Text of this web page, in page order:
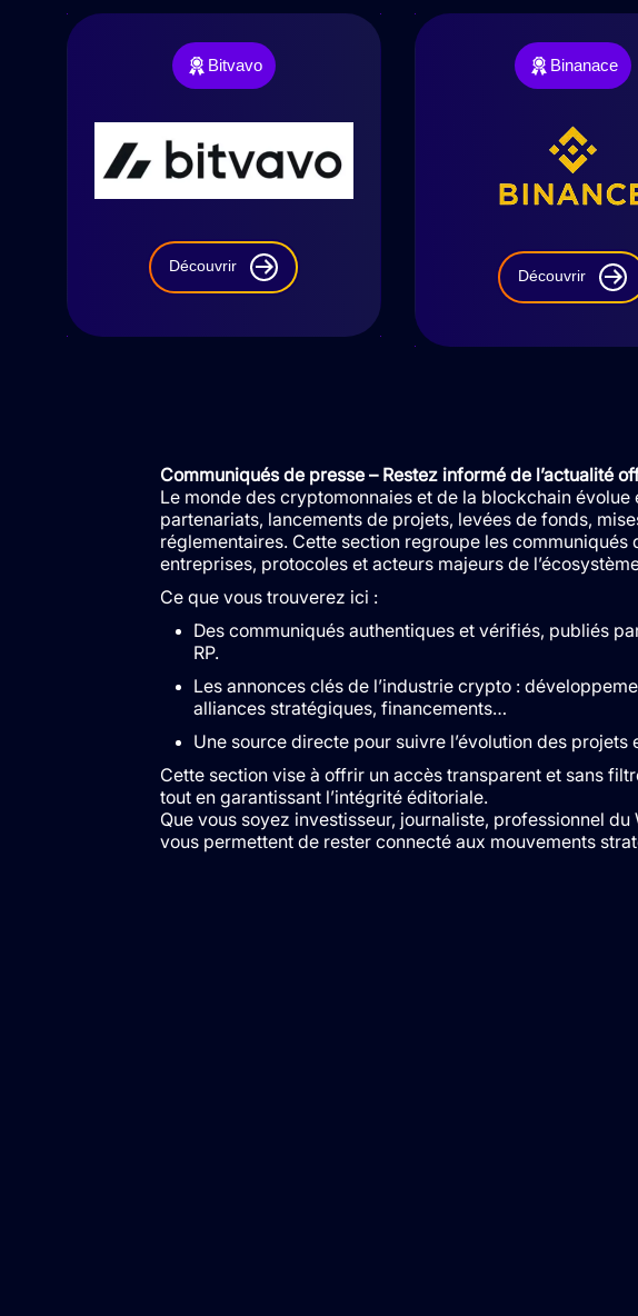
Bitvavo
Découvrir
Binanace
Découvrir
Communiqués de presse – Restez informé de l’actualité
Le monde des cryptomonnaies et de la blockchain évolue
partenariats, lancements de projets, levées de fonds,
réglementaires. Cette section regroupe les communiqués
entreprises, protocoles et acteurs majeurs de
Ce que vous trouverez ici :
Des communiqués authentiques et vérifiés, publiés
RP.
Les annonces clés de l’industrie crypto :
alliances stratégiques, financements…
Une source directe pour suivre l’évolution des
Cette section vise à offrir un accès transparent et sans
tout en garantissant l’intégrité éditoriale.
Que vous soyez investisseur, journaliste, professionnel
vous permettent de rester connecté aux mouvements